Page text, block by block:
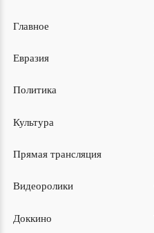
Главное
Евразия
Политика
Культура
Прямая трансляция
Видеоролики
Доккино